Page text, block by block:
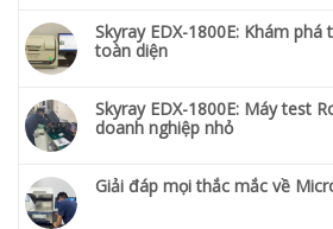
Skyray EDX-1800E: Khám
toàn diện
Skyray EDX-1800E: Máy test
doanh nghiệp nhỏ
Giải đáp mọi thắc mắc về